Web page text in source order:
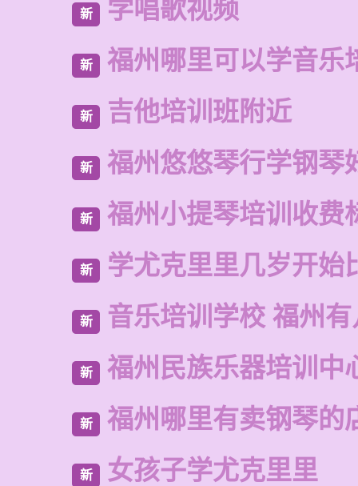
新 学唱歌视频
新 福州哪里可以学音乐
新 吉他培训班附近
新 福州悠悠琴行学钢琴
新 福州小提琴培训收费
新 学尤克里里几岁开始
新 音乐培训学校 福州
新 福州民族乐器培训中
新 福州哪里有卖钢琴的
新 女孩子学尤克里里